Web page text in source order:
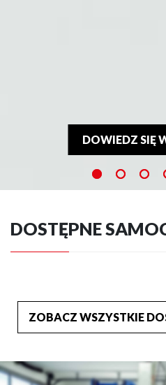
DOWIEDZ SIĘ
DOSTĘPNE
ZOBACZ WSZYSTKIE